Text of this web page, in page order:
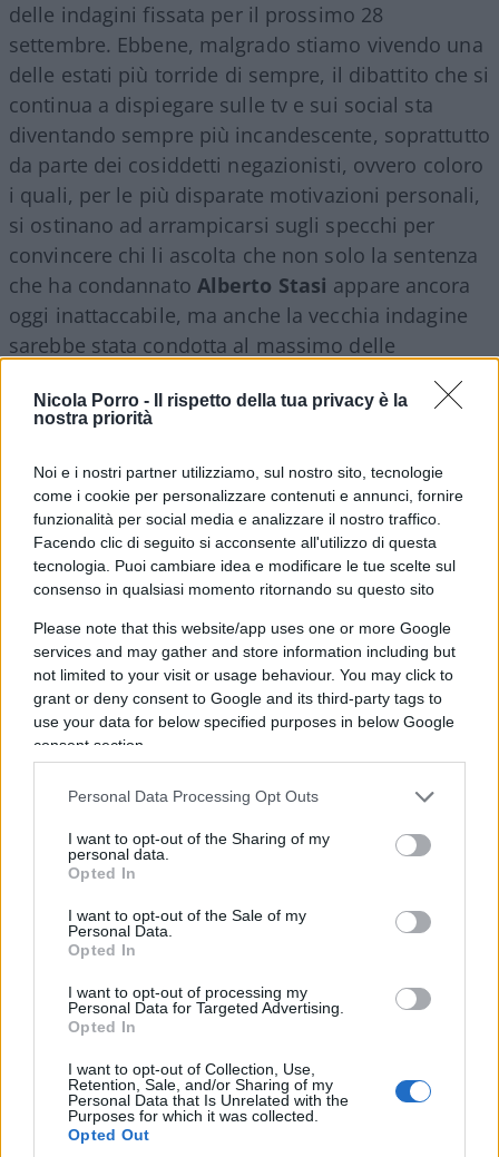
Nicola Porro -
Il rispetto della tua privacy è la
nostra priorità
Noi e i nostri partner utilizziamo, sul nostro sito, tecnologie
come i cookie per personalizzare contenuti e annunci, fornire
funzionalità per social media e analizzare il nostro traffico.
Facendo clic di seguito si acconsente all'utilizzo di questa
tecnologia. Puoi cambiare idea e modificare le tue scelte sul
consenso in qualsiasi momento ritornando su questo sito
Please note that this website/app uses one or more Google
services and may gather and store information including but
not limited to your visit or usage behaviour. You may click to
grant or deny consent to Google and its third-party tags to
use your data for below specified purposes in below Google
consent section.
Personal Data Processing Opt Outs
I want to opt-out of the Sharing of my
personal data.
Opted In
I want to opt-out of the Sale of my
Personal Data.
Opted In
I want to opt-out of processing my
Personal Data for Targeted Advertising.
Opted In
I want to opt-out of Collection, Use,
Retention, Sale, and/or Sharing of my
Personal Data that Is Unrelated with the
Purposes for which it was collected.
Opted Out
delle indagini fissata per il prossimo 28
settembre. Ebbene, malgrado stiamo vivendo una
delle estati più torride di sempre, il dibattito che si
continua a dispiegare sulle tv e sui social sta
diventando sempre più incandescente, soprattutto
da parte dei cosiddetti negazionisti, ovvero coloro
i quali, per le più disparate motivazioni personali,
si ostinano ad arrampicarsi sugli specchi per
convincere chi li ascolta che non solo la sentenza
che ha condannato Alberto Stasi appare ancora
oggi inattaccabile, ma anche la vecchia indagine
sarebbe stata condotta al massimo delle
nel corso dell’ultima puntata di Filorosso, in onda
su Rai3 – il generale Garofano continua a
sostenere che all’epoca non erano disponibili le
sofisticate metodologia di oggi, come se questo
giustificasse la mancata repertazione e analisi
della spazzatura, così come persino il manuale
delle giovani marmotte prescriveva già ai tempi
delle prime pubblicazioni di Topolino. Mentre,
quasi all’unisono in diretta televisiva con l’ex
comandante del Ris, un analogo concetto, con un
storico consulente della famiglia Poggi e suo
antico sottoposto, in collegamento con Zona
Bianca, condotto da Giuseppe Brindisi su Rete 4.
famosa impronta 33, che potrebbe costituire un
grosso problema per la difesa di Sempio, è
arrivato a dire che gli uomini del Ris che la
esaminarono nella prima indagine, dato che li ha
conosciuti personalmente, sono certamente più
validi degli attuali consulenti della Procura di
Pavia. Ciò per il semplice fatto di non aver mai
avuto il piacere di verificarne sul terreno le